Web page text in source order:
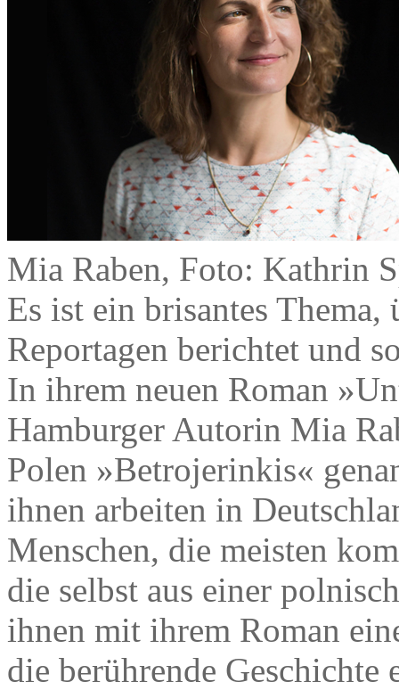
Mia Raben, Foto: Kathrin
Es ist ein brisantes
Reportagen berichtet und
In ihrem neuen Roman
Hamburger Autorin Mia
Polen »Betrojerinkis«
ihnen arbeiten in
Menschen, die meisten
die selbst aus einer
ihnen mit ihrem Roman
die berührende Geschichte